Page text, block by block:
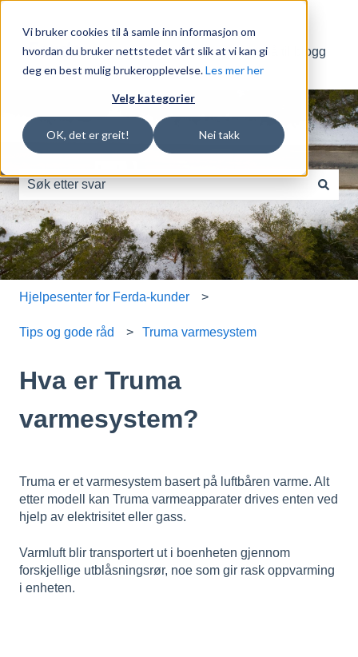
Vi bruker cookies til å samle inn informasjon om
hvordan du bruker nettstedet vårt slik at vi kan gi
deg en best mulig brukeropplevelse.Les mer her
Velg kategorier
OK, det er greit! Nei takk
Gå til blogg
Dette er et søkefelt med en
Det finnes ingen forslag fordi søkefeltet er tomt.
Hjelpesenter for Ferda-kunder
Tips og gode råd Truma varmesystem
Hva er Truma
varmesystem?
Truma er et varmesystem basert på luftbåren varme. Alt
etter modell kan Truma varmeapparater drives enten ved
hjelp av elektrisitet eller gass.
Varmluft blir transportert ut i boenheten gjennom
forskjellige utblåsningsrør, noe som gir rask oppvarming
i enheten.